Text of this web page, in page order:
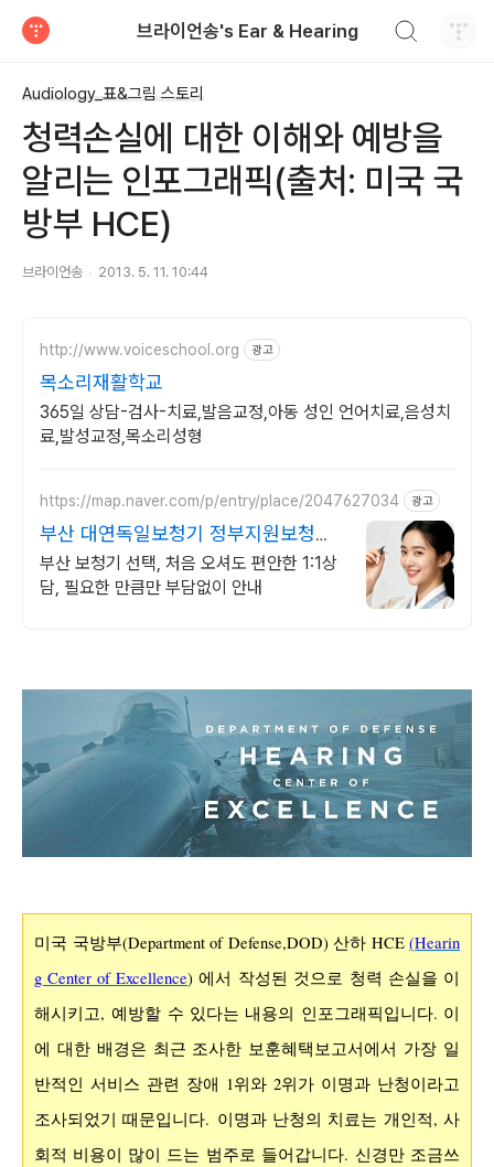
브라이언송's Ear & Hearing
Audiology_표&그림 스토리
청력손실에 대한 이해와 예방을
알리는 인포그래픽(출처: 미국 국
방부 HCE)
브라이언송 2013. 5. 11. 10:44
http://www.voiceschool.org 광고
목소리재활학교
365일 상담-검사-치료,발음교정,아동 성인 언어치료,음성치
료,발성교정,목소리성형
https://map.naver.com/p/entry/place/2047627034 광고
부산 대연독일보청기 정부지원보청기
지정업체
부산 보청기 선택, 처음 오셔도 편안한 1:1상
담, 필요한 만큼만 부담없이 안내
미국 국방부(Department of Defense,DOD) 산하 HCE (Hearin
g Center of Excellence) 에서 작성된 것으로 청력 손실을 이
해시키고,예방할 수 있다는 내용의 인포그래픽입니다. 이
에 대한 배경은 최근 조사한 보훈혜택보고서에서 가장 일
반적인 서비스 관련 장애 1위와 2위가 이명과 난청이라고
조사되었기 때문입니다. 이명과 난청의 치료는 개인적, 사
회적 비용이 많이 드는 범주로 들어갑니다. 신경만 조금쓰